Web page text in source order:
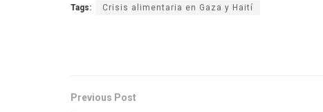
Tags: Crisis alimentaria en Gaza y Haití
Previous Post